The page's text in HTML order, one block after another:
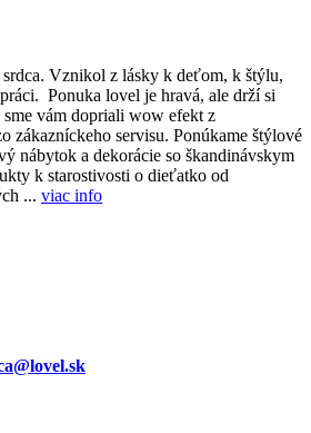
Vznikol z lásky k deťom, k štýlu,
Ponuka lovel je hravá, ale drží si
vám dopriali wow efekt z
zákazníckeho servisu. Ponúkame štýlové
nábytok a dekorácie so škandinávskym
k starostivosti o dieťatko od
... viac info